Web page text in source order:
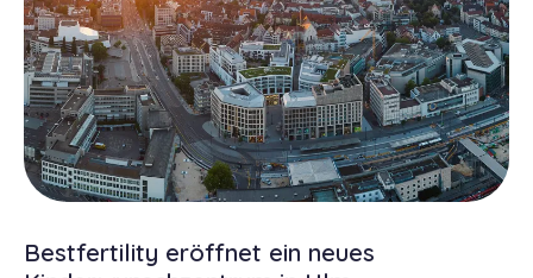
Bestfertility eröffnet ein neues